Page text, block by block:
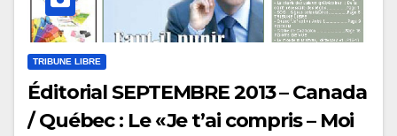
TRIBUNE LIBRE
Éditorial SEPTEMBRE 2013 – Canada
/ Québec : Le «Je t’ai compris – Moi